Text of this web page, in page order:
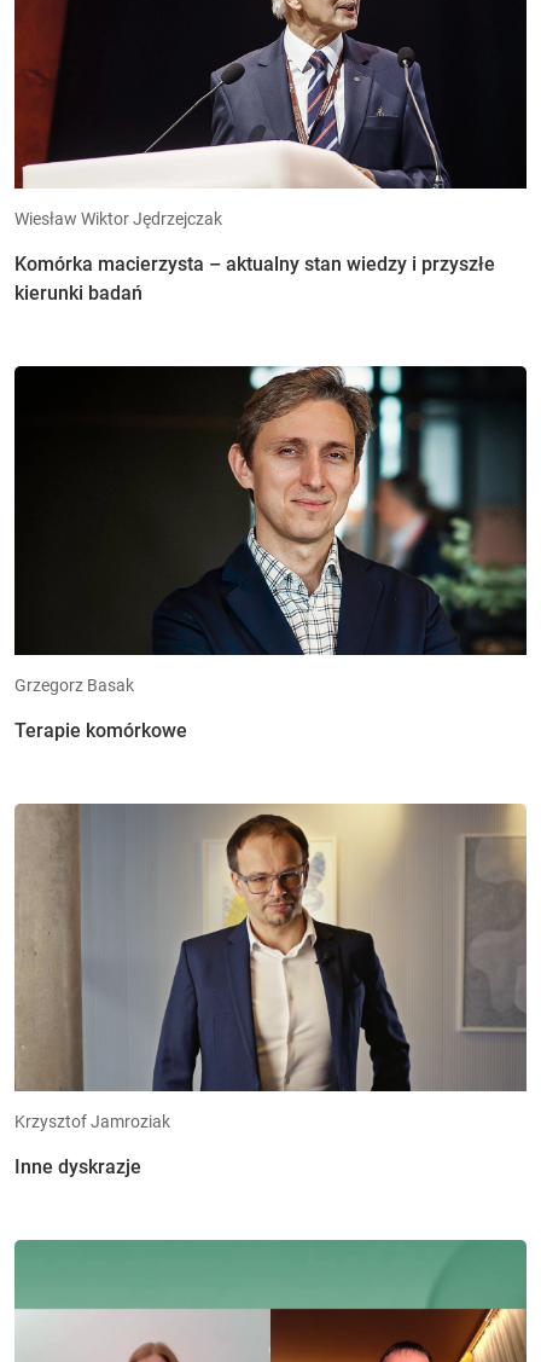
Wiesław Wiktor Jędrzejczak
Komórka macierzysta – aktualny stan wiedzy i przyszłe
kierunki badań
Grzegorz Basak
Terapie komórkowe
Krzysztof Jamroziak
Inne dyskrazje